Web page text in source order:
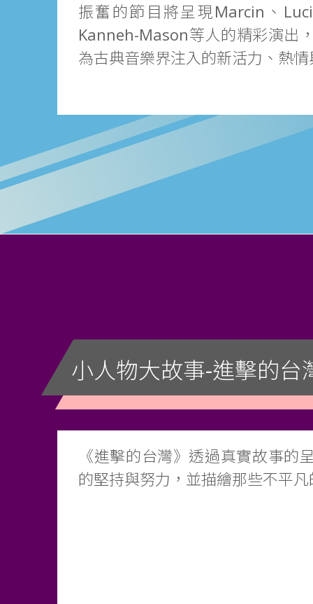
振奮的節目將呈現Marcin、
Kanneh-Mason等人的精彩演出
為古典音樂界注入的新活力、熱
小人物大故事-進擊的台
《進擊的台灣》透過真實故事的
的堅持與努力，並描繪那些不平